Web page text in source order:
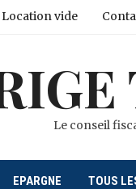
vide
Le conseil
EPARGNE TOUS